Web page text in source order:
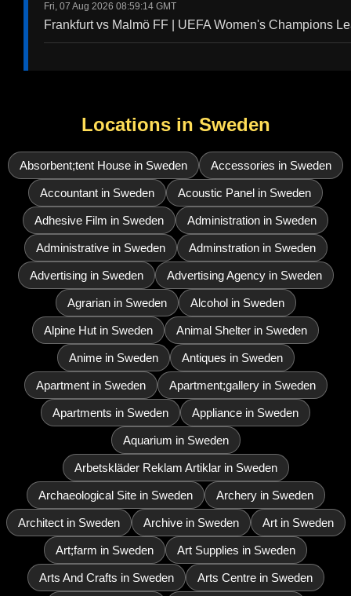
Fri, 07 Aug 2026 08:59:14 GMT
Frankfurt vs Malmö FF | UEFA Women's Champions
Locations in Sweden
Absorbent;tent House in Sweden Accessories in Sweden
Accountant in Sweden Acoustic Panel in Sweden
Adhesive Film in Sweden Administration in Sweden
Administrative in Sweden Adminstration in Sweden
Advertising in Sweden Advertising Agency in Sweden
Agrarian in Sweden Alcohol in Sweden
Alpine Hut in Sweden Animal Shelter in Sweden
Anime in Sweden Antiques in Sweden
Apartment in Sweden Apartment;gallery in Sweden
Apartments in Sweden Appliance in Sweden
Aquarium in Sweden
Arbetskläder Reklam Artiklar in Sweden
Archaeological Site in Sweden Archery in Sweden
Architect in Sweden Archive in Sweden Art in Sweden
Art;farm in Sweden Art Supplies in Sweden
Arts And Crafts in Sweden Arts Centre in Sweden